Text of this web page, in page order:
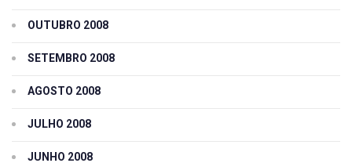
OUTUBRO 2008
SETEMBRO 2008
AGOSTO 2008
JULHO 2008
JUNHO 2008